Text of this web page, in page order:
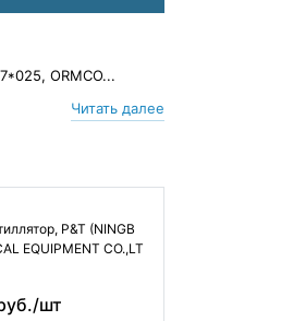
ORMCO...
Читать далее
P&T (NINGB
EQUIPMENT CO.,LT
шт